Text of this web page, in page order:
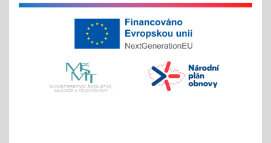
Chystáte se k zápisu?
nabízíme individuální prohlídky školy